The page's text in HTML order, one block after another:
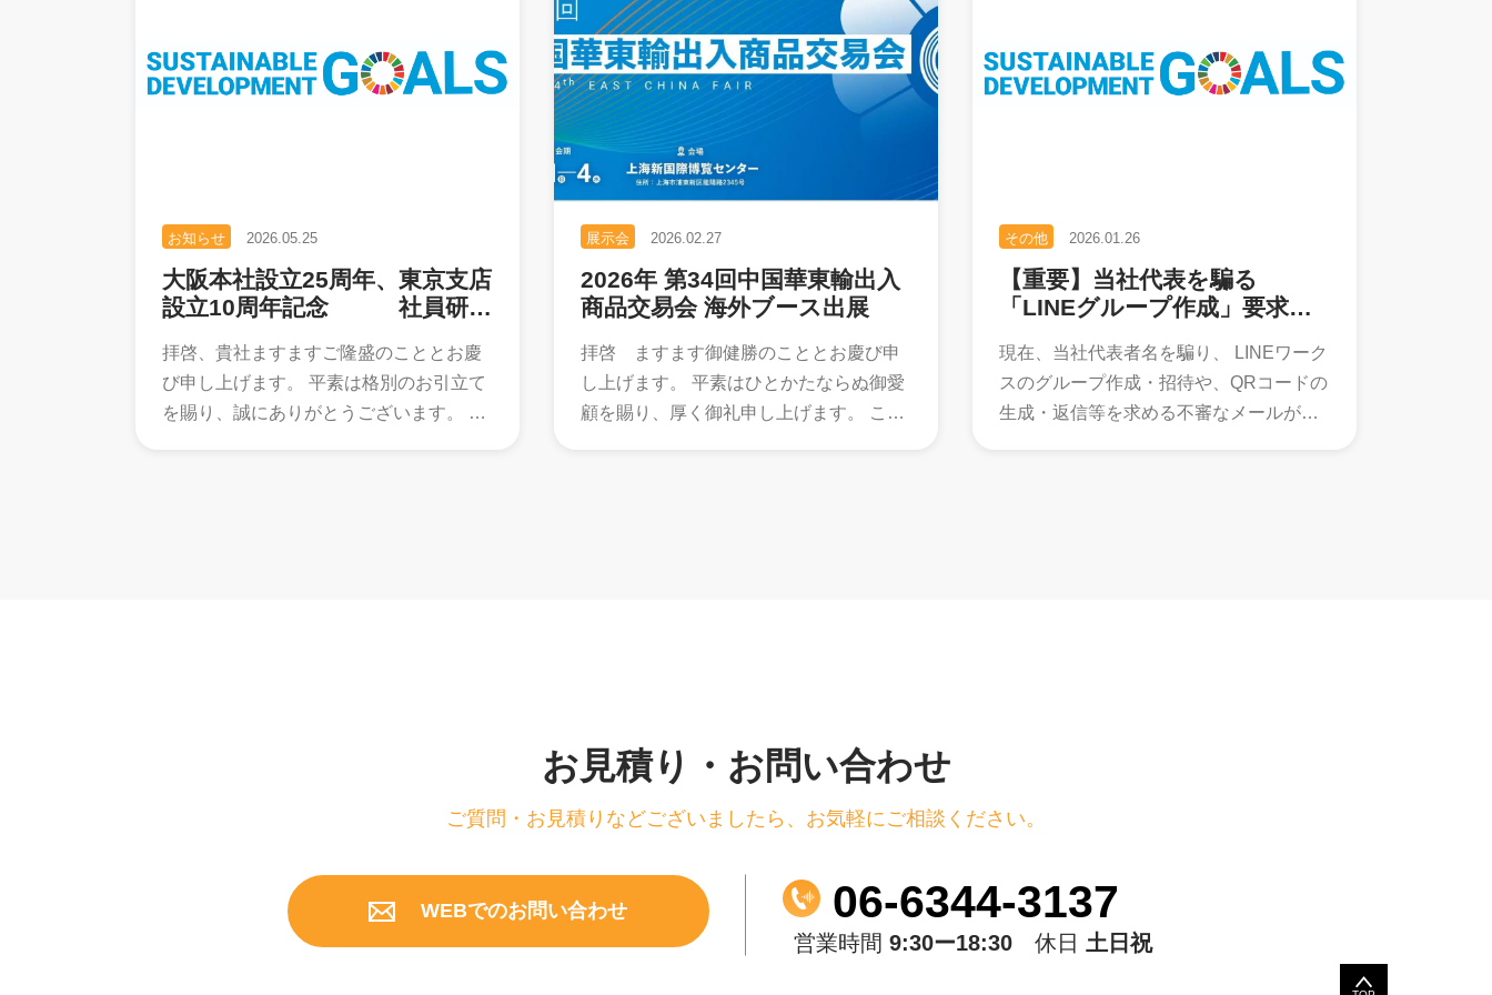
お知らせ 2026.05.25
大阪本社設立25周年、東京支店
設立10周年記念 社員研修
拝啓、貴社ますますご隆盛のこととお慶
び申し上げます。 平素は格別のお引立て
を賜り、誠にありがとうございます。 当
展示会 2026.02.27
2026年 第34回中国華東輸出入
商品交易会 海外ブース出展
拝啓 ますます御健勝のこととお慶び申
し上げます。 平素はひとかたならぬ御愛
顧を賜り、厚く御礼申し上げます。 この
その他 2026.01.26
【重要】当社代表を騙る
「LINEグループ作成」要求メ
現在、当社代表者名を騙り、 LINEワーク
スのグループ作成・招待や、QRコードの
生成・返信等を求める不審なメールが確
お見積り・お問い合わせ
ご質問・お見積りなどございましたら、 お気軽にご相談ください。
WEBでのお問い合わせ 06-6344-3137
営業時間9:30ー18:30 休日土日祝